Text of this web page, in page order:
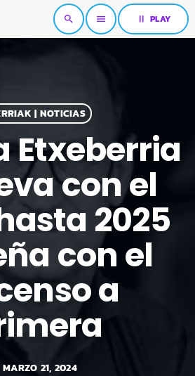
search menu pause PLAY
| NOTICIAS
Etxeberria
con el
2025
con el
a
MARZO 21, 2024